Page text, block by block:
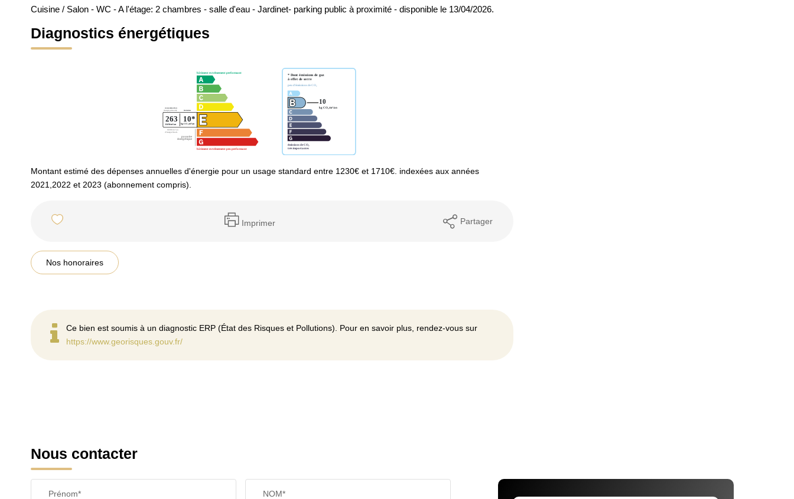
Cuisine / Salon - WC - A l'étage: 2 chambres - salle d'eau - Jardinet- parking public à proximité - disponible le 13/04/2026.
Diagnostics énergétiques
Montant estimé des dépenses annuelles d'énergie pour un usage standard entre 1230€ et 1710€. indexées aux années
2021,2022 et 2023 (abonnement compris).
Imprimer Partager
Nos honoraires
Ce bien est soumis à un diagnostic ERP (État des Risques et Pollutions). Pour en savoir plus, rendez-vous sur
https://www.georisques.gouv.fr/
Nous contacter
Prénom* NOM*